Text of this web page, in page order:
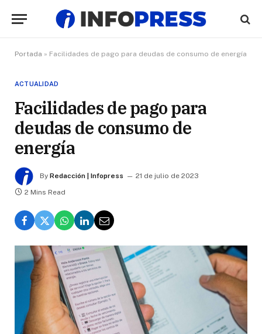
Portada » Facilidades de pago para deudas de consumo de energía
ACTUALIDAD
Facilidades de pago para
deudas de consumo de
energía
By Redacción | Infopress
21 de julio de 2023
2 Mins Read